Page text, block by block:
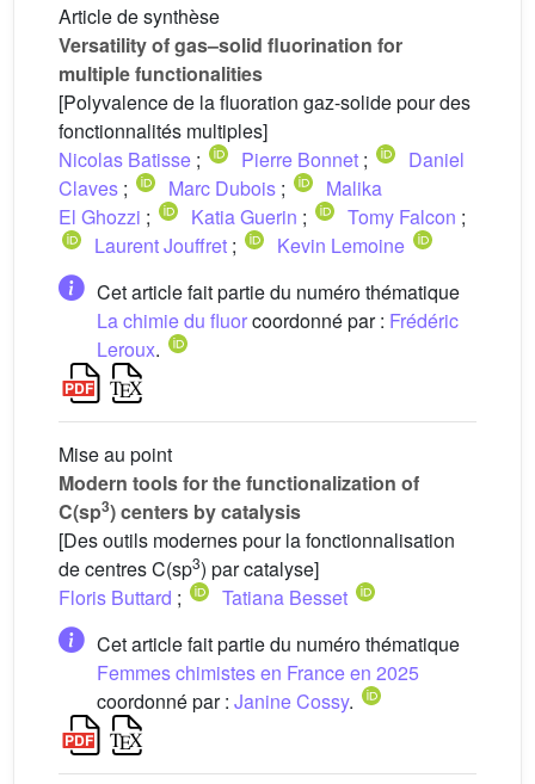
Article de synthèse
Versatility of gas–solid fluorination for
multiple functionalities
[Polyvalence de la fluoration gaz-solide pour des
fonctionnalités multiples]
Nicolas Batisse ; Pierre Bonnet ;
Daniel
Claves ; Marc Dubois ;
Malika
El Ghozzi ; Katia Guerin ; Tomy Falcon ;
Laurent Jouffret ;
Kevin Lemoine
Cet article fait partie du numéro thématique
La chimie du fluorcoordonné par : Frédéric
Leroux.
Mise au point
Modern tools for the functionalization of
C(sp3) centers by catalysis
[Des outils modernes pour la fonctionnalisation
de centres C(sp3) par catalyse]
Floris Buttard ;
Tatiana Besset
Cet article fait partie du numéro thématique
Femmes chimistes en France en 2025
coordonné par : Janine Cossy.